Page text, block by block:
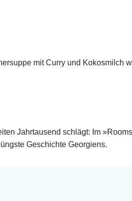
mit Curry und Kokosmilch
Jahrtausend schlägt: Im
Geschichte Georgiens.